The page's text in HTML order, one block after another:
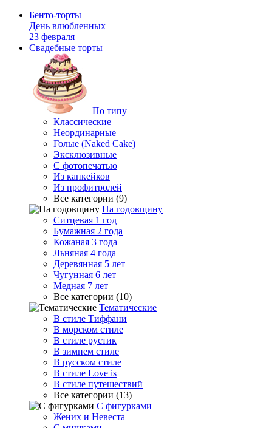
Бенто-торты
День влюбленных
23 февраля
Свадебные торты
По типу
Классические
Неординарные
Голые (Naked Cake)
Эксклюзивные
С фотопечатью
Из капкейков
Из профитролей
Все категории (9)
На годовщину
Ситцевая 1 год
Бумажная 2 года
Кожаная 3 года
Льняная 4 года
Деревянная 5 лет
Чугунная 6 лет
Медная 7 лет
Все категории (10)
Тематические
В стиле Тиффани
В морском стиле
В стиле рустик
В зимнем стиле
В русском стиле
В стиле Love is
В стиле путешествий
Все категории (13)
С фигурками
Жених и Невеста